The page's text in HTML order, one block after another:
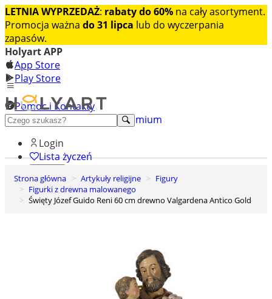
LETNIA WYPRZEDAŻ: rabaty do 60% na cały asortyment.
Promocja ważna do 31 lipca lub do wyczerpania
zapasów.
Holyart APP
App Store
Play Store
Pomoc i Kontakty
+48 222 922 860
Odkryj premium
Login
Lista życzeń
0
Koszyk
Strona główna Artykuły religijne
Figury
Figurki z drewna malowanego
Święty Józef Guido Reni 60 cm drewno Valgardena Antico Gold